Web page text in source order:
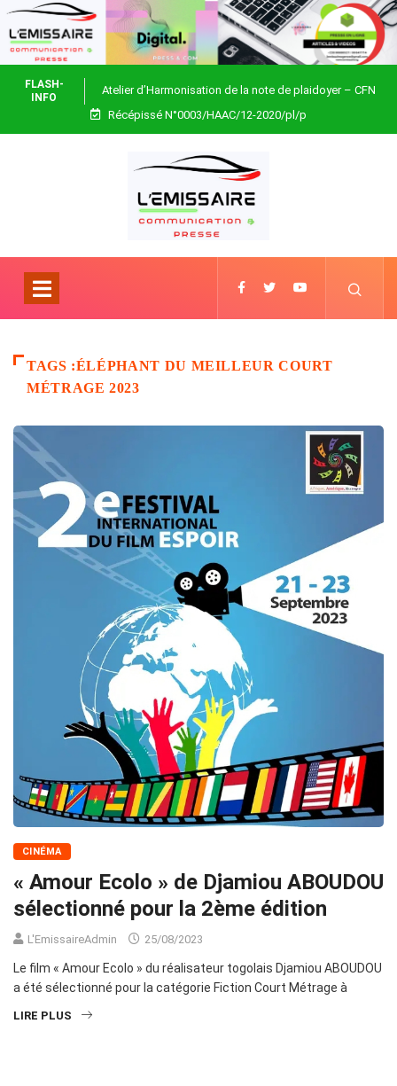
FLASH-
INFO
Atelier d’Harmonisation de la note de plaidoyer – CFN
Togo
Récépissé N°0003/HAAC/12-2020/pl/p
TAGS :ÉLÉPHANT DU MEILLEUR COURT
MÉTRAGE 2023
CINÉMA
« Amour Ecolo » de Djamiou ABOUDOU
sélectionné pour la 2ème édition
L'EmissaireAdmin 25/08/2023
Le film « Amour Ecolo » du réalisateur togolais Djamiou ABOUDOU
a été sélectionné pour la catégorie Fiction Court Métrage à
LIRE PLUS